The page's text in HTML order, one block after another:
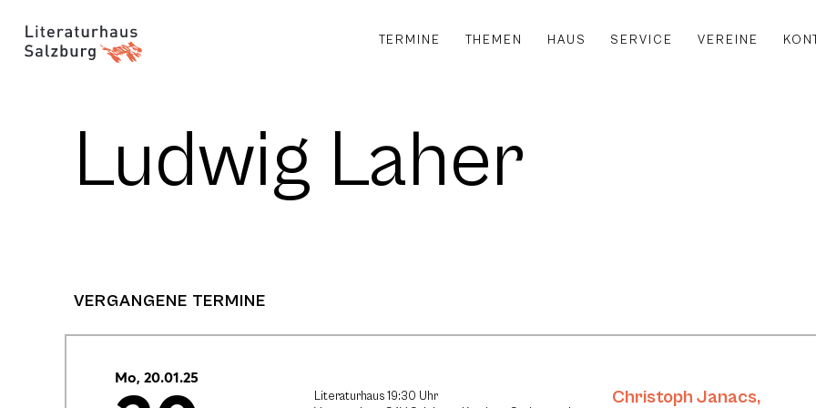
TERMINE THEMEN HAUS SERVICE VEREINE
Ludwig Laher
VERGANGENE TERMINE
Mo, 20.01.25
Literaturhaus 19:30 Uhr
Christoph Janacs,